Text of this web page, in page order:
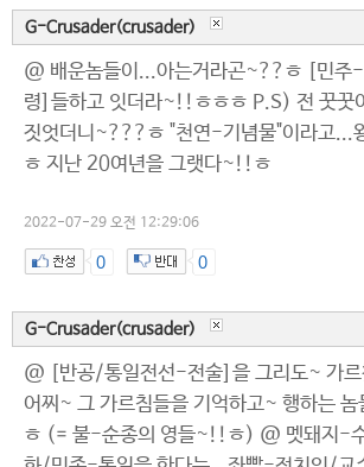
G-Crusader(crusader)
@ 배운놈들이...아는거라곤~??ㅎ [민
령]들하고 잇더라~!!ㅎㅎㅎ P.S) 전 꿋
짓엇더니~???ㅎ "천연-기념물"이라고...
ㅎ 지난 20여년을 그랫다~!!ㅎ
2022-07-29 오전 12:29:06
0 0
G-Crusader(crusader)
@ [반공/통일전선-전술]을 그리도~ 가
어찌~ 그 가르침들을 기억하고~ 행하는
ㅎ (= 불-순종의 영들~!!ㅎ) @ 멧돼지-